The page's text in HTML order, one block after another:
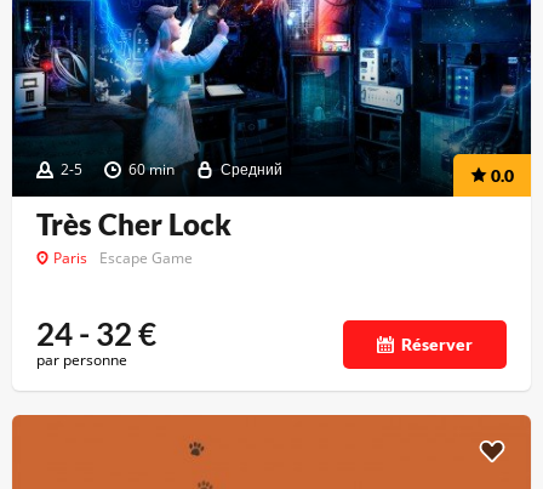
2-5 60 min Средний 0.0
Très Cher Lock
Paris Escape Game
24 - 32€
par personne
Réserver